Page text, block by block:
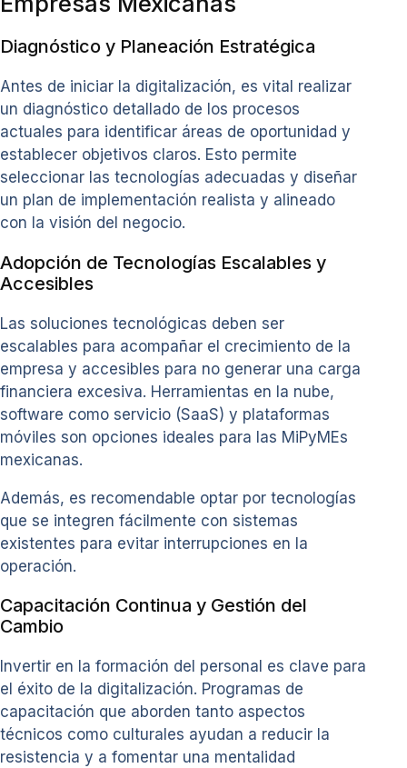
Diagnóstico y Planeación Estratégica
Antes de iniciar la digitalización, es vital realizar
un diagnóstico detallado de los procesos
actuales para identificar áreas de oportunidad y
establecer objetivos claros. Esto permite
seleccionar las tecnologías adecuadas y diseñar
un plan de implementación realista y alineado
con la visión del negocio.
Adopción de Tecnologías Escalables y
Accesibles
Las soluciones tecnológicas deben ser
escalables para acompañar el crecimiento de la
empresa y accesibles para no generar una carga
financiera excesiva. Herramientas en la nube,
software como servicio (SaaS) y plataformas
móviles son opciones ideales para las MiPyMEs
mexicanas.
Además, es recomendable optar por tecnologías
que se integren fácilmente con sistemas
existentes para evitar interrupciones en la
operación.
Capacitación Continua y Gestión del
Cambio
Invertir en la formación del personal es clave para
el éxito de la digitalización. Programas de
capacitación que aborden tanto aspectos
técnicos como culturales ayudan a reducir la
resistencia y a fomentar una mentalidad